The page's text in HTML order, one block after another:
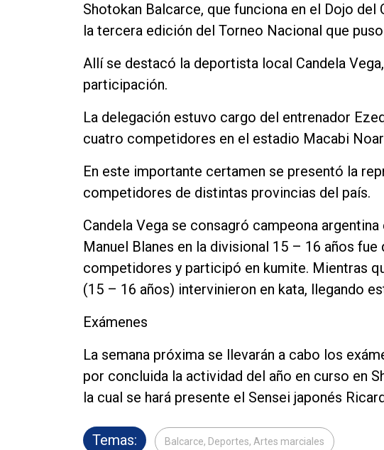
Nosotros
Contacto
Shotokan Balcarce, que funciona en el Dojo del
la tercera edición del Torneo Nacional que
Allí se destacó la deportista local Candela
participación.
La delegación estuvo cargo del entrenador
cuatro competidores en el estadio Macabi
En este importante certamen se presentó la
competidores de distintas provincias del país.
Candela Vega se consagró campeona
Manuel Blanes en la divisional 15 – 16 años
competidores y participó en kumite. Mientras
(15 – 16 años) intervinieron en kata, llegando
Exámenes
La semana próxima se llevarán a cabo los
por concluida la actividad del año en curso en
la cual se hará presente el Sensei japonés
Temas: Balcarce, Deportes, Artes marciales